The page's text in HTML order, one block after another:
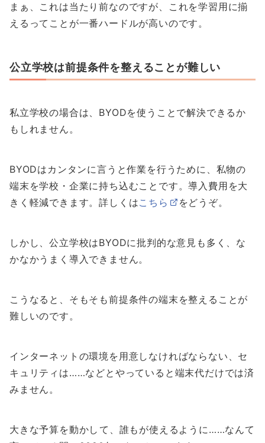
まぁ、これは当たり前なのですが、これを学習用に揃
えるってことが一番ハードルが高いのです。
公立学校は前提条件を整えることが難しい
私立学校の場合は、BYODを使うことで解決できるか
もしれません。
BYODはカンタンに言うと作業を行うために、私物の
端末を学校・企業に持ち込むことです。導入費用を大
きく軽減できます。詳しくはこちら をどうぞ。
しかし、公立学校はBYODに批判的な意見も多く、な
かなかうまく導入できません。
こうなると、そもそも前提条件の端末を整えることが
難しいのです。
インターネットの環境を用意しなければならない、セ
キュリティは……などとやっていると端末代だけでは済
みません。
大きな予算を動かして、誰もが使えるように……なんて